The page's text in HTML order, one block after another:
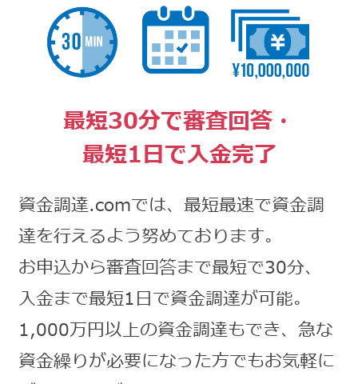
最短30分で審査回答・
最短1日で入金完了
資金調達.comでは、最短最速で資金調
達を行えるよう努めております。
お申込から審査回答まで最短で30分、
入金まで最短1日で資金調達が可能。
1,000万円以上の資金調達もでき、急な
資金繰りが必要になった方でもお気軽に